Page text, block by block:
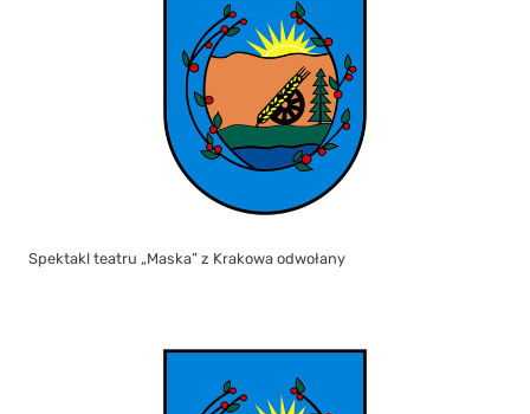
Spektakl teatru „Maska” z Krakowa odwołany